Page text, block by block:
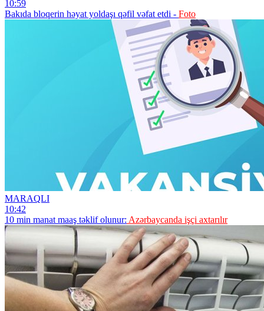
10:59
Bakıda bloqerin həyat yoldaşı qəfil vəfat etdi - Foto
MARAQLI
10:42
10 min manat maaş təklif olunur: Azərbaycanda işçi axtarılır